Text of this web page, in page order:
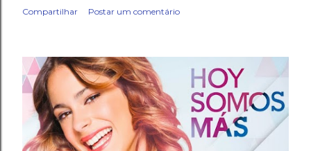
Compartilhar Postar um comentário